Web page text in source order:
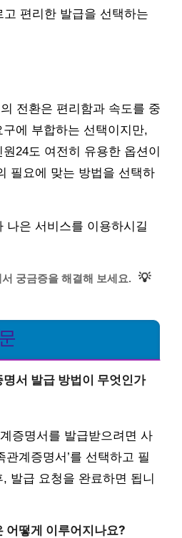
고 편리한 발급을 선택하는
전환은 편리함과 속도를 중
에 부합하는 선택이지만,
24도 여전히 유용한 옵션이
필요에 맞는 방법을 선택하
나은 서비스를 이용하시길
궁금증을 해결해 보세요. 💡
서 발급 방법이 무엇인가
증명서를 발급받으려면 사
관계증명서’를 선택하고 필
발급 요청을 완료하면 됩니
어떻게 이루어지나요?